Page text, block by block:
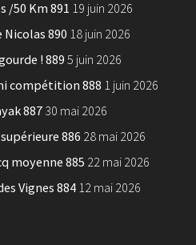
/50 Km 891 19 juin 2026
890 18 juin 2026
! 889 5 juin 2026
compétition 888 1 juin 2026
887 30 mai 2026
886 28 mai 2026
moyenne 885 22 mai 2026
Vignes 884 12 mai 2026